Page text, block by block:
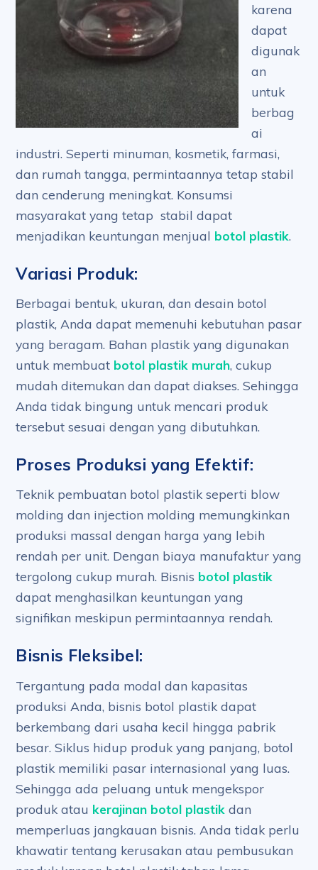
karena
dapat
digunak
an
untuk
berbag
ai
industri. Seperti minuman, kosmetik, farmasi,
dan rumah tangga, permintaannya tetap stabil
dan cenderung meningkat. Konsumsi
masyarakat yang tetap stabil dapat
menjadikan keuntungan menjual botol plastik.
Variasi Produk:
Berbagai bentuk, ukuran, dan desain botol
plastik, Anda dapat memenuhi kebutuhan pasar
yang beragam. Bahan plastik yang digunakan
untuk membuat botol plastik murah, cukup
mudah ditemukan dan dapat diakses. Sehingga
Anda tidak bingung untuk mencari produk
tersebut sesuai dengan yang dibutuhkan.
Proses Produksi yang Efektif:
Teknik pembuatan botol plastik seperti blow
molding dan injection molding memungkinkan
produksi massal dengan harga yang lebih
rendah per unit. Dengan biaya manufaktur yang
tergolong cukup murah. Bisnis botol plastik
dapat menghasilkan keuntungan yang
signifikan meskipun permintaannya rendah.
Bisnis Fleksibel:
Tergantung pada modal dan kapasitas
produksi Anda, bisnis botol plastik dapat
berkembang dari usaha kecil hingga pabrik
besar. Siklus hidup produk yang panjang, botol
plastik memiliki pasar internasional yang luas.
Sehingga ada peluang untuk mengekspor
produk atau kerajinan botol plastik dan
memperluas jangkauan bisnis. Anda tidak perlu
khawatir tentang kerusakan atau pembusukan